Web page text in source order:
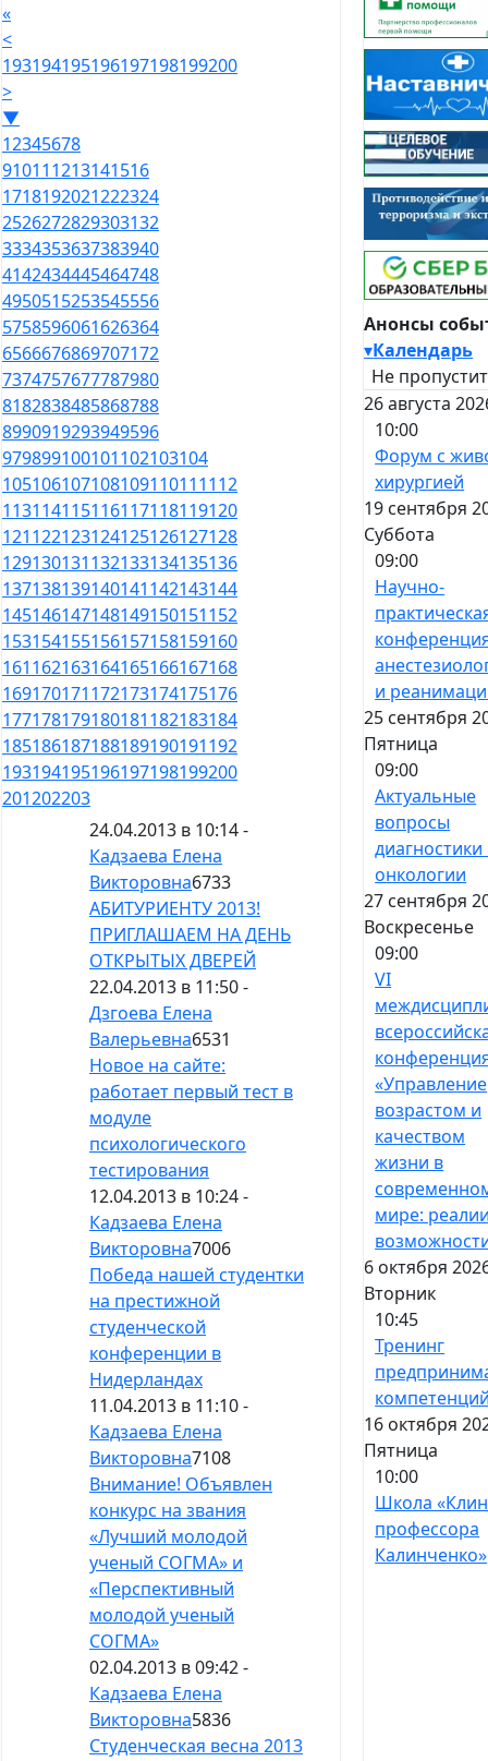
«
<
193194195196197198199200
>
▼
12345678
910111213141516
1718192021222324
2526272829303132
3334353637383940
4142434445464748
4950515253545556
5758596061626364
6566676869707172
7374757677787980
8182838485868788
8990919293949596
979899100101102103104
105106107108109110111112
113114115116117118119120
121122123124125126127128
129130131132133134135136
137138139140141142143144
145146147148149150151152
153154155156157158159160
161162163164165166167168
169170171172173174175176
177178179180181182183184
185186187188189190191192
193194195196197198199200
201202203
24.04.2013 в 10:14 -
Кадзаева Елена
Викторовна6733
АБИТУРИЕНТУ 2013!
ПРИГЛАШАЕМ НА ДЕНЬ
ОТКРЫТЫХ ДВЕРЕЙ
22.04.2013 в 11:50 -
Дзгоева Елена
Валерьевна6531
Новое на сайте:
работает первый тест в
модуле
психологического
тестирования
12.04.2013 в 10:24 -
Кадзаева Елена
Викторовна7006
Победа нашей студентки
на престижной
студенческой
конференции в
Нидерландах
11.04.2013 в 11:10 -
Кадзаева Елена
Викторовна7108
Внимание! Объявлен
конкурс на звания
«Лучший молодой
ученый СОГМА» и
«Перспективный
молодой ученый
СОГМА»
02.04.2013 в 09:42 -
Кадзаева Елена
Викторовна5836
Студенческая весна 2013
Анонсы
▾Календарь
Не
26 августа
10:00
Форум с
хирургией
19 сентября
Суббота
09:00
Научно-
и
25 сентября
Пятница
09:00
Актуальные
вопросы
диагностики
онкологии
27 сентября
Воскресенье
09:00
VI
«Управление
возрастом и
качеством
жизни в
мире:
6 октября
Вторник
10:45
Тренинг
16 октября
Пятница
10:00
Школа
профессора
Калинченко»